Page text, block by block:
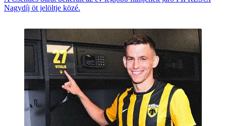
Nagydíj öt jelöltje közé.